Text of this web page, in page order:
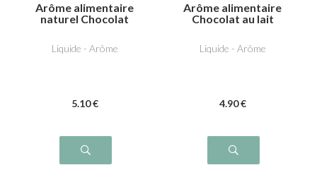
Arôme alimentaire
naturel Chocolat
Liquide - Arôme
5.10 €
Arôme alimentaire
Chocolat au lait
Liquide - Arôme
4.90 €